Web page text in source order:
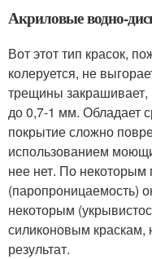
Акриловые водно-
Вот этот тип красок,
колеруется, не
трещины
до 0,7-1 мм. Обладает
покрытие сложно
использованием
нее нет. По некоторым
(паропроницаемость)
некоторым
силиконовым
результат.